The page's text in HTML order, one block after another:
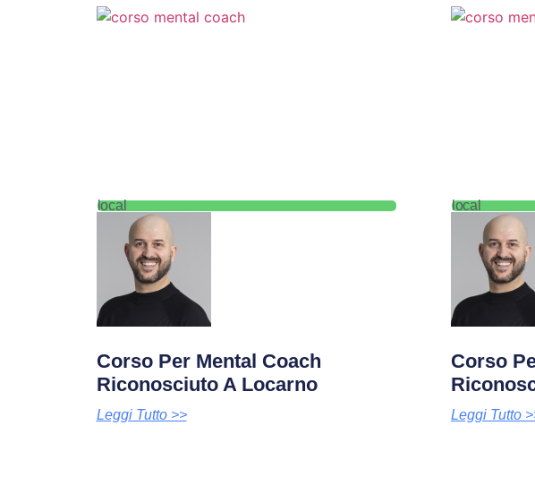
local
Corso Per Mental Coach
Riconosciuto A Locarno
Leggi Tutto >>
local
Corso
Leggi Tutto